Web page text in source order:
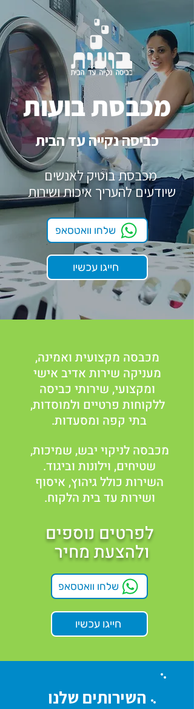
מכבסת בועות
כביסה נקייה עד הבית
מכבסת בוטיק לאנשים
שיודעים להעריך איכות ושירות
שלחו וואטסאפ
חייגו עכשיו
מכבסה מקצועית ואמינה,
מעניקה שירות אדיב אישי
ומקצועי, שירותי כביסה
ללקוחות פרטיים ולמוסדות,
בתי קפה ומסעדות.
מכבסה לניקוי יבש, שמיכות,
שטיחים, וילונות וביגוד.
השירות כולל גיהוץ, איסוף
ושירות עד בית הלקוח.
לפרטים נוספים
ולהצעת מחיר
שלחו וואטסאפ
חייגו עכשיו
השירותים שלנו